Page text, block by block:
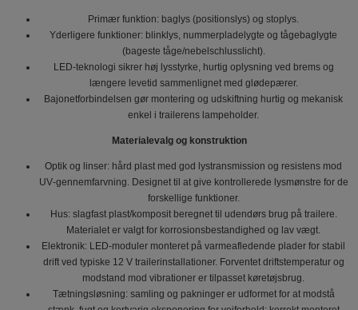
Primær funktion: baglys (positionslys) og stoplys.
Yderligere funktioner: blinklys, nummerpladelygte og tågebaglygte
(bageste tåge/nebelschlusslicht).
LED-teknologi sikrer høj lysstyrke, hurtig oplysning ved brems og
længere levetid sammenlignet med glødepærer.
Bajonetforbindelsen gør montering og udskiftning hurtig og mekanisk
enkel i trailerens lampeholder.
Materialevalg og konstruktion
Optik og linser: hård plast med god lystransmission og resistens mod
UV‑gennemfarvning. Designet til at give kontrollerede lysmønstre for de
forskellige funktioner.
Hus: slagfast plast/komposit beregnet til udendørs brug på trailere.
Materialet er valgt for korrosionsbestandighed og lav vægt.
Elektronik: LED-moduler monteret på varmeafledende plader for stabil
drift ved typiske 12 V trailerinstallationer. Forventet driftstemperatur og
modstand mod vibrationer er tilpasset køretøjsbrug.
Tætningsløsning: samling og pakninger er udformet for at modstå